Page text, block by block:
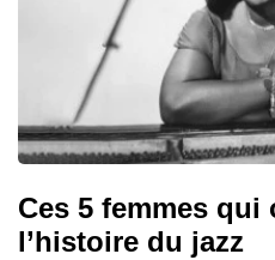
Ces 5 femmes
l’histoire du jazz